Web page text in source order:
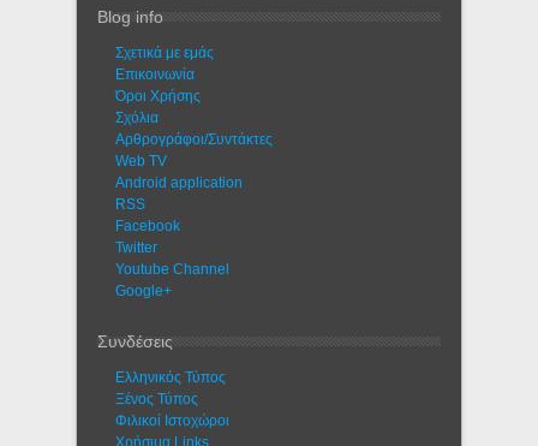
Blog info
Σχετικά με εμάς
Eπικοινωνία
Όροι Χρήσης
Σχόλια
Αρθρογράφοι/Συντάκτες
Web TV
Android application
RSS
Facebook
Twitter
Youtube Channel
Google+
Συνδέσεις
Ελληνικός Τύπος
Ξένος Τύπος
Φιλικοί Ιστοχώροι